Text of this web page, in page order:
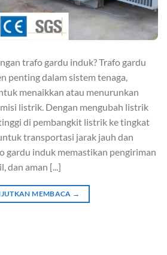
trafo gardu induk? Trafo gardu
penting dalam sistem tenaga,
menaikkan atau menurunkan
listrik. Dengan mengubah listrik
di pembangkit listrik ke tingkat
transportasi jarak jauh dan
gardu induk memastikan pengiriman
dan aman [...]
MEMBACA →